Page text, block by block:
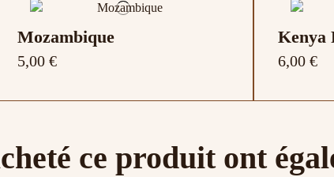
Mozambique
5,00 €
Kenya
6,00 €
ce produit ont